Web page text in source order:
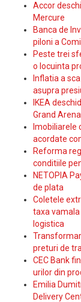
Accor
Mercure
Banca de
piloni a
Peste trei
o locuinta
Inflatia a
asupra
IKEA
Grand
Imobiliarele
acordate
Reforma
conditiile
NETOPIA
de plata
Coletele
taxa
logistica
preturi de
CEC Bank
urilor din
Emilia
Delivery